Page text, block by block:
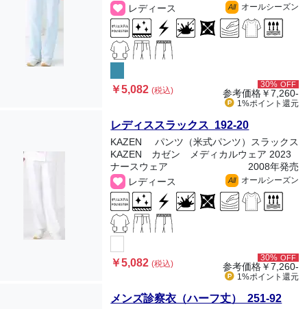
レディース
All オールシーズン
￥5,082(税込)
30% OFF
参考価格￥7,260-
1%ポイント 還元
レディススラックス 192-20
KAZEN
パンツ（米式パンツ）スラックス
KAZEN カゼン メディカルウェア 2023
ナースウェア
2008年発売
レディース
All オールシーズン
￥5,082(税込)
30% OFF
参考価格￥7,260-
1%ポイント 還元
メンズ診察衣（ハーフ丈） 251-92